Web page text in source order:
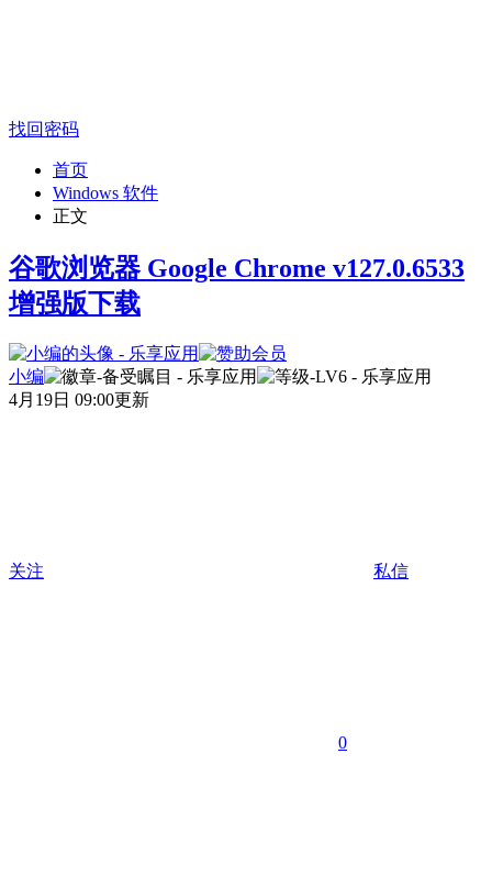
找回密码
首页
Windows 软件
正文
谷歌浏览器 Google Chrome v127.0.6533
增强版下载
小编
4月19日 09:00更新
关注 私信
0